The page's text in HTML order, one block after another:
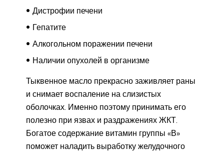
Дистрофии печени
Гепатите
Алкогольном поражении печени
Наличии опухолей в организме
Тыквенное масло прекрасно заживляет раны
и снимает воспаление на слизистых
оболочках. Именно поэтому принимать его
полезно при язвах и раздражениях ЖКТ.
Богатое содержание витамин группы «В»
поможет наладить выработку желудочного